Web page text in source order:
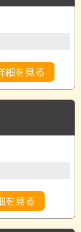
細を見る
を見る